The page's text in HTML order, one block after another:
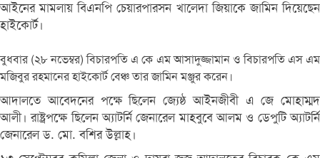
আইনের মামলায় বিএনপি চেয়ারপারসন খালেদা জিয়াকে জামিন দিয়েছেন
হাইকোর্ট।
বুধবার (২৮ নভেম্বর) বিচারপতি এ কে এম আসাদুজ্জামান ও বিচারপতি এস এম
মজিবুর রহমানের হাইকোর্ট বেঞ্চ তার জামিন মঞ্জুর করেন।
আদালতে আবেদনের পক্ষে ছিলেন জ্যেষ্ঠ আইনজীবী এ জে মোহাম্মদ
আলী। রাষ্ট্রপক্ষে ছিলেন অ্যাটর্নি জেনারেল মাহবুবে আলম ও ডেপুটি অ্যাটর্নি
জেনারেল ড. মো. বশির উল্লাহ।